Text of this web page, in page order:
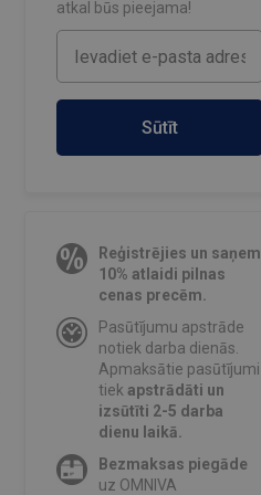
atkal būs pieejama!
Sūtīt
Reģistrējies un saņem
10% atlaidi pilnas
cenas precēm.
Pasūtījumu apstrāde
notiek darba dienās.
Apmaksātie pasūtījumi
tiekapstrādāti un
izsūtīti 2-5 darba
dienu laikā.
Bezmaksas piegāde
uz OMNIVA